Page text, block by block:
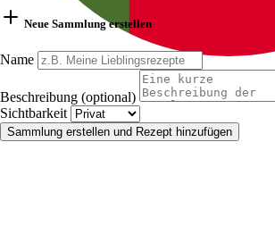
Neue Sammlung erstellen
Name
Beschreibung (optional)
Sichtbarkeit
Sammlung erstellen und Rezept hinzufügen